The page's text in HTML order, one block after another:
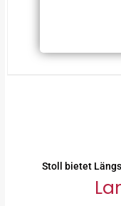
Stoll bietet